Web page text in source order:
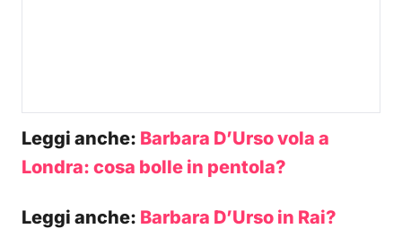
Leggi anche: Barbara D’Urso vola a
Londra: cosa bolle in pentola?
Leggi anche: Barbara D’Urso in Rai?